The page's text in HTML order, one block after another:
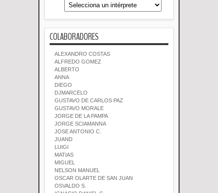
COLABORADORES
ALEXANDRO COSTAS
ALFREDO GOMEZ
ALBERTO
ANNA
DIEGO
DJMARCELO
GUSTAVO DE CARLOS PAZ
GUSTAVO MORALE
JORGE DE LA PAMPA
JORGE SCIAMANNA
JOSE ANTONIO C.
JUAND
LUIGI
MATIAS
MIGUEL
NELSON MANUEL
OSCAR OLARTE DE SAN JUAN
OSVALDO S.